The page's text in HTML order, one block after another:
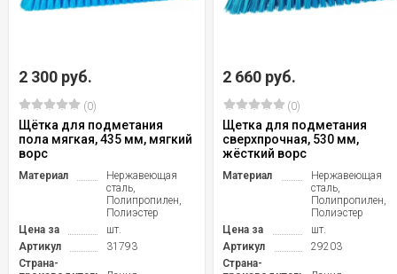
2 300 руб.
(0)
Щётка для подметания
пола мягкая, 435 мм, мягкий
ворс
Материал
Нержавеющая
сталь,
Полипропилен,
Полиэстер
Цена за
шт.
Артикул
31793
Страна-
2 660 руб.
(0)
Щетка для подметания
сверхпрочная, 530 мм,
жёсткий ворс
Материал
Нержавеющая
сталь,
Полипропилен,
Полиэстер
Цена за
шт.
Артикул
29203
Страна-